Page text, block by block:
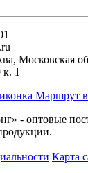
, Московская
1
Маршрут
- оптовые
Карта